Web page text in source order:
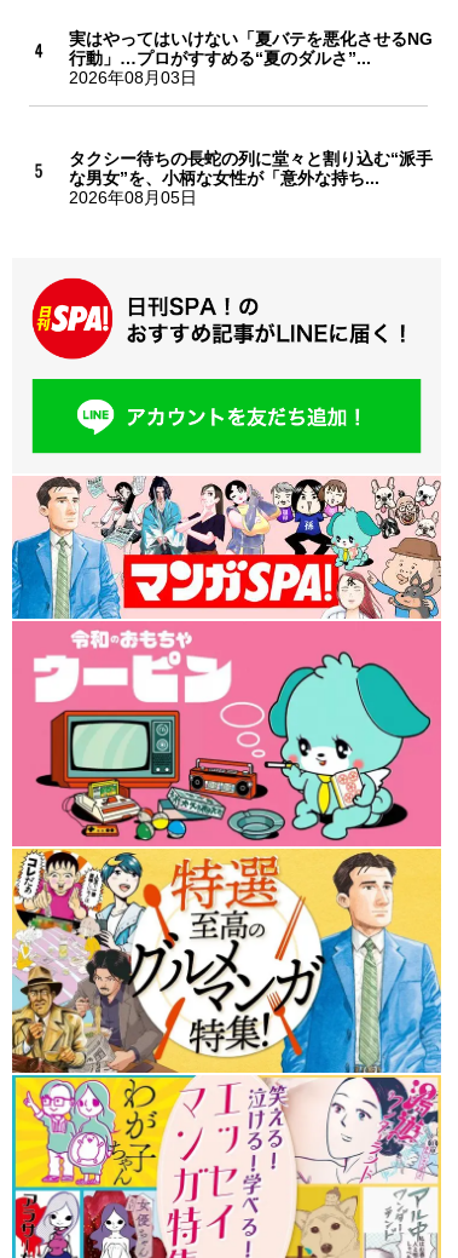
実はやってはいけない「夏バテを悪化させるNG
行動」…プロがすすめる“夏のダルさ”...
2026年08月03日
タクシー待ちの長蛇の列に堂々と割り込む“派手
な男女”を、小柄な女性が「意外な持ち...
2026年08月05日